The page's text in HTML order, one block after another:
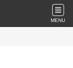
MENU